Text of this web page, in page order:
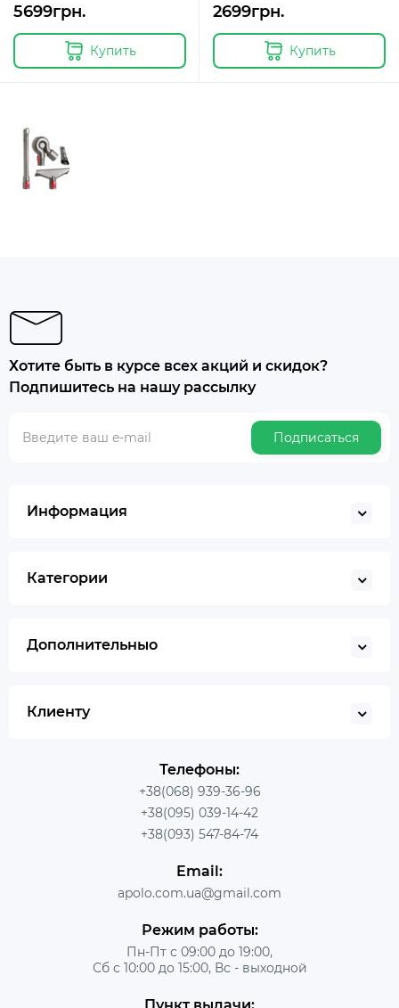
5699грн.
Купить
2699грн.
Купить
Хотите быть в курсе всех акций и скидок?
Подпишитесь на нашу рассылку
Подписаться
Информация
Категории
Дополнительныо
Клиенту
Телефоны:
+38(068) 939-36-96
+38(095) 039-14-42
+38(093) 547-84-74
Email:
apolo.com.ua@gmail.com
Режим работы:
Пн-Пт с 09:00 до 19:00,
Сб с 10:00 до 15:00, Вс - выходной